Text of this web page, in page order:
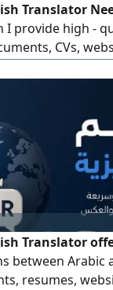
Translator
provide high -
CVs,
Translator
between Arabic
resumes,